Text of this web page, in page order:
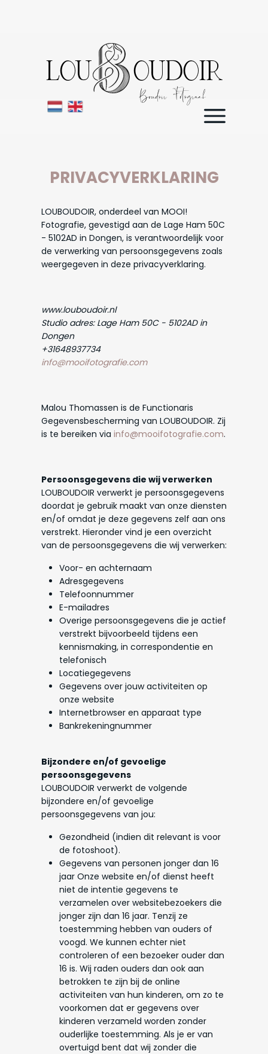
LOU OUDOIR
Boudoir Fotograaf
LOUBOUDOIR, onderdeel van MOOI!
Fotografie, gevestigd aan de Lage Ham 50C
- 5102AD in Dongen, is verantwoordelijk voor
de verwerking van persoonsgegevens zoals
weergegeven in deze privacyverklaring.
www.louboudoir.nl
Studio adres: Lage Ham 50C - 5102AD in
Dongen
+31648937734
info@mooifotografie.com
Malou Thomassen is de Functionaris
Gegevensbescherming van LOUBOUDOIR. Zij
is te bereiken via info@mooifotografie.com.
Persoonsgegevens die wij verwerken
LOUBOUDOIR verwerkt je persoonsgegevens
doordat je gebruik maakt van onze diensten
en/of omdat je deze gegevens zelf aan ons
verstrekt. Hieronder vind je een overzicht
van de persoonsgegevens die wij verwerken:
Voor- en achternaam
Adresgegevens
Telefoonnummer
E-mailadres
Overige persoonsgegevens die je actief
verstrekt bijvoorbeeld tijdens een
kennismaking, in correspondentie en
telefonisch
Locatiegegevens
Gegevens over jouw activiteiten op
onze website
Internetbrowser en apparaat type
Bankrekeningnummer
Bijzondere en/of gevoelige
persoonsgegevens
LOUBOUDOIR verwerkt de volgende
bijzondere en/of gevoelige
persoonsgegevens van jou:
Gezondheid (indien dit relevant is voor
de fotoshoot).
Gegevens van personen jonger dan 16
jaar Onze website en/of dienst heeft
niet de intentie gegevens te
verzamelen over websitebezoekers die
jonger zijn dan 16 jaar. Tenzij ze
toestemming hebben van ouders of
voogd. We kunnen echter niet
controleren of een bezoeker ouder dan
16 is. Wij raden ouders dan ook aan
betrokken te zijn bij de online
activiteiten van hun kinderen, om zo te
voorkomen dat er gegevens over
kinderen verzameld worden zonder
ouderlijke toestemming. Als je er van
overtuigd bent dat wij zonder die
PRIVACYVERKLARING